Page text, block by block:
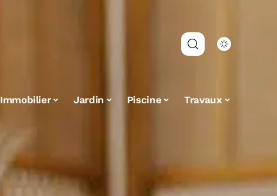
Immobilier Jardin Piscine Travaux